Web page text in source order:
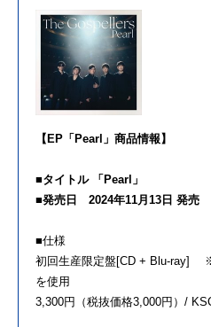
【EP「Pearl」商品情報】
■タイトル 「Pearl」
■発売日 2024年11月13日 発売
■仕様
初回生産限定盤[CD + Blu-ray]
を使用
3,300円（税抜価格3,000円）/